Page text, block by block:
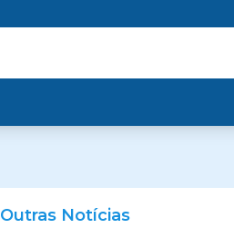
Outras Notícias